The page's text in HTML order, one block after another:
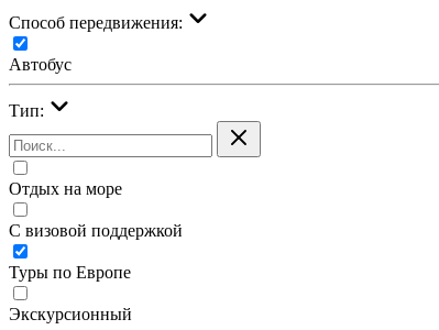
Cпособ передвижения:
Автобус
Тип:
Отдых на море
С визовой поддержкой
Туры по Европе
Экскурсионный